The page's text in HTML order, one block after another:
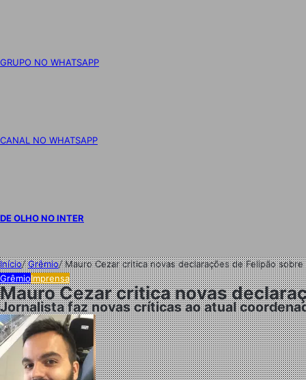
GRUPO NO WHATSAPP
CANAL NO WHATSAPP
DE OLHO NO INTER
Início/Grêmio/Mauro Cezar critica novas declarações de Felipão sobre
GrêmioImprensa
Mauro Cezar critica novas
Jornalista faz novas críticas ao atual